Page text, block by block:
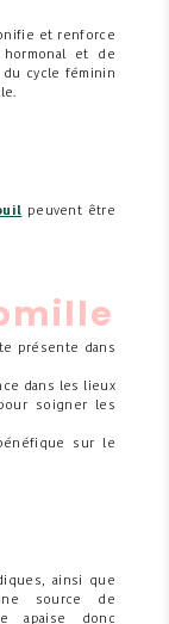
et renforce
et de
cycle féminin
peuvent être
présente dans
dans les lieux
soigner les
sur le
ainsi que
source de
apaise donc